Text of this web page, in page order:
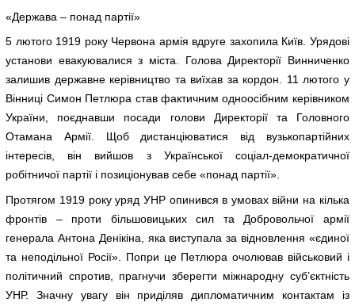
«Держава – понад партії»
5 лютого 1919 року Червона армія вдруге захопила Київ. Урядові
установи евакуювалися з міста. Голова Директорії Винниченко
залишив державне керівництво та виїхав за кордон. 11 лютого у
Вінниці Симон Петлюра став фактичним одноосібним керівником
України, поєднавши посади голови Директорії та Головного
Отамана Армії. Щоб дистанціюватися від вузькопартійних
інтересів, він вийшов з Української соціал-демократичної
робітничої партії і позиціонував себе «понад партії».
Протягом 1919 року уряд УНР опинився в умовах війни на кілька
фронтів – проти більшовицьких сил та Добровольчої армії
генерала Антона Денікіна, яка виступала за відновлення «єдиної
та неподільної Росії». Попри це Петлюра очолював військовий і
політичний спротив, прагнучи зберегти міжнародну суб’єктність
УНР. Значну увагу він приділяв дипломатичним контактам із